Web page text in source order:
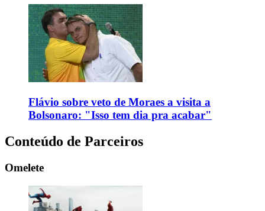
Flávio sobre veto de Moraes a visita a
Bolsonaro: "Isso tem dia pra acabar"
Conteúdo de Parceiros
Omelete